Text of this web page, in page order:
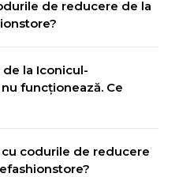
de reducere de la
la Iconicul-
funcționează. Ce
codurile de reducere